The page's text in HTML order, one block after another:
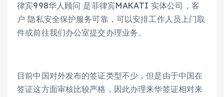
律宾998华人顾问 是菲律宾MAKATI 实体公司，客
户 隐私安全保护服务可靠，可以安排工作人员上门取
件或前往我们办公室提交办理业务。
目前中国对外发布的签证类型不少，但是由于中国在
签证这方面审核比较严格，因此办理来华签证相对来